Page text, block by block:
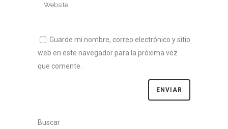
Guarde mi nombre, correo electrónico y sitio
web en este navegador para la próxima vez
que comente.
Buscar